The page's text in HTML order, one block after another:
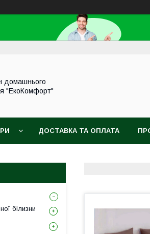
домашнього
"ЕкоКомфорт"
ДОСТАВКА ТА ОПЛАТА
білизни